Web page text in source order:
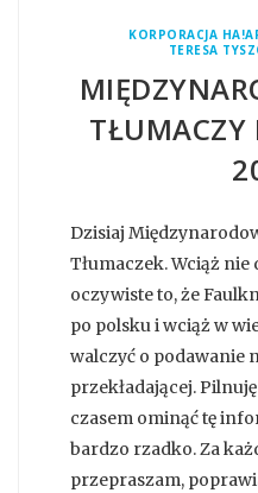
KORPORACJA
TERESA
TŁUMACZY
Dzisiaj
Tłumaczek. Wciąż
oczywiste to, że
po polsku i wciąż w
walczyć o podawanie
przekładającej.
czasem ominąć tę
bardzo rzadko. Za
przepraszam,